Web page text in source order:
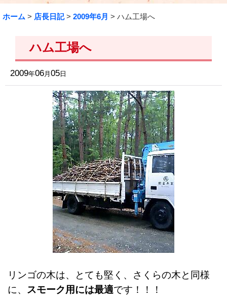
ホーム > 店長日記 > 2009年6月 > ハム工場へ
ハム工場へ
2009年06月 05 日
リンゴの木は、とても堅く、さくらの木と同様
に、 スモーク用には最適です！！！